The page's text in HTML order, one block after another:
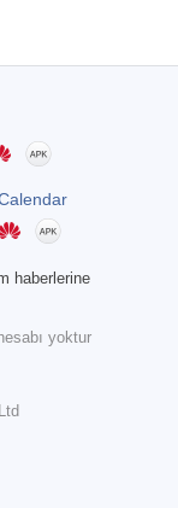
haberlerine
yoktur